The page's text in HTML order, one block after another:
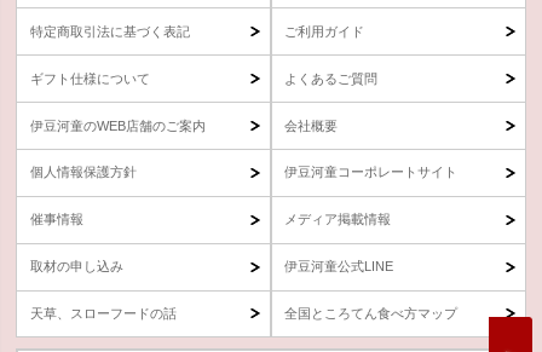
特定商取引法に基づく表記 ご利用ガイド
ギフト仕様について よくあるご質問
伊豆河童のWEB店舗のご案内 会社概要
個人情報保護方針 伊豆河童コーポレートサイト
催事情報 メディア掲載情報
取材の申し込み 伊豆河童公式LINE
天草、スローフードの話 全国ところてん食べ方マップ